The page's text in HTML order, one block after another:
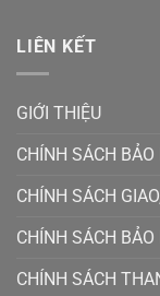
LIÊN KẾT
GIỚI THIỆU
CHÍNH SÁCH
CHÍNH SÁCH
CHÍNH SÁCH
CHÍNH SÁCH